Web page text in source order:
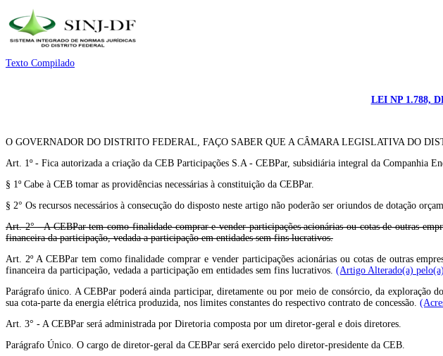
Texto Compilado
LEI NP 1.788,
O GOVERNADOR DO DISTRITO FEDERAL, FAÇO SABER QUE A CÂMARA LEGISLATIVA DO
Art. 1º - Fica autorizada a criação da CEB Participações S.A - CEBPar, subsidiária integral da Companhia
§ 1º Cabe à CEB tomar as providências necessárias à constituição da CEBPar.
§ 2° Os recursos necessários à consecução do disposto neste artigo não poderão ser oriundos de dotação
Art. 2° - A CEBPar tem como finalidade comprar e vender participações acionárias ou cotas de outras
financeira da participação, vedada a participação em entidades sem fins lucrativos.
Art. 2º A CEBPar tem como finalidade comprar e vender participações acionárias ou cotas de outras
financeira da participação, vedada a participação em entidades sem fins lucrativos. (Artigo Alterado(a)
Parágrafo único. A CEBPar poderá ainda participar, diretamente ou por meio de consórcio, da exploração
sua cota-parte da energia elétrica produzida, nos limites constantes do respectivo contrato de concessão.
Art. 3° - A CEBPar será administrada por Diretoria composta por um diretor-geral e dois diretores.
Parágrafo Único. O cargo de diretor-geral da CEBPar será exercido pelo diretor-presidente da CEB.